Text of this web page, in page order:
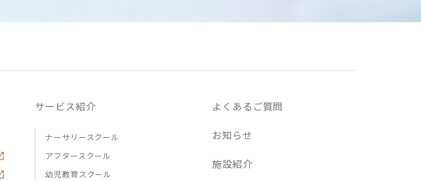
サービス紹介
ナーサリースクール
アフタースクール
幼児教育スクール
よくあるご質問
お知らせ
施設紹介